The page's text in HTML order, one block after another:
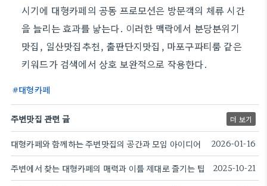
시기에 대형카페의 공동 프로모션은 방문객의 체류 시간
을 늘리는 효과를 낳는다. 이러한 맥락에서 분당분위기
맛집, 일산맛집추천, 출판단지맛집, 마포구파티룸 같은
키워드가 검색에서 상호 보완적으로 작용한다.
대형카페
주변맛집 관련 글 더 보기
대형카페와 함께하는 주변맛집의 공간과 모임 아이디어 2026-01-16
주변에서 찾는 대형카페의 매력과 이를 제대로 즐기는 팁 2025-10-21